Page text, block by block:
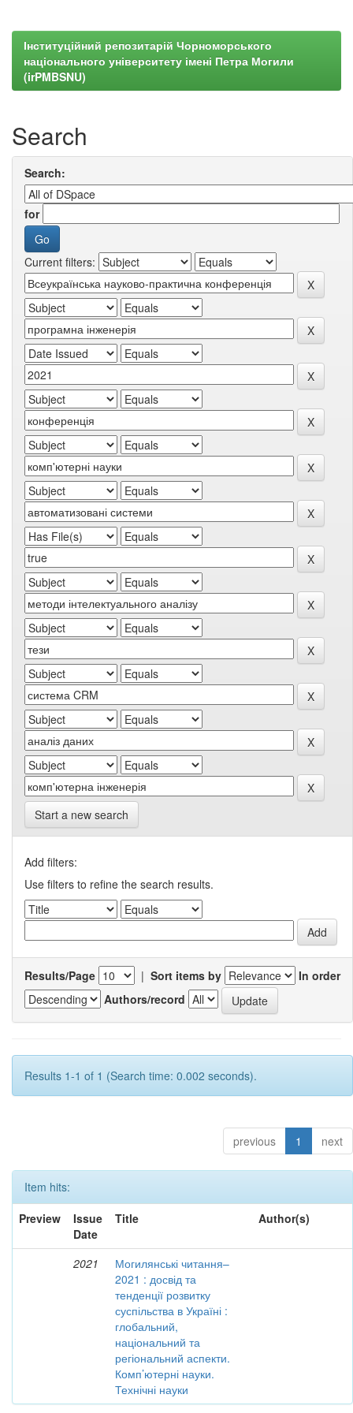
Інституційний репозитарій Чорноморського
національного університету імені Петра Могили
(irPMBSNU)
Search
Search:
for
Current filters:
Start a new search
Add filters:
Use filters to refine the search results.
Results/Page | Sort items by
In order
Authors/record
Results 1-1 of 1 (Search time: 0.002 seconds).
previous 1 next
Item hits:
Preview
Issue
Date
Title Author(s)
2021
Могилянські читання–
2021 : досвід та
тенденції розвитку
суспільства в Україні :
глобальний,
національний та
регіональний аспекти.
Комп’ютерні науки.
Технічні науки